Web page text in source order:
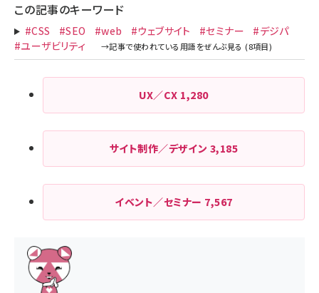
この記事のキーワード
#CSS #SEO #web #ウェブサイト #セミナー
#デジパ
#ユーザビリティ
UX／CX 1,280
サイト制作／デザイン 3,185
イベント／セミナー 7,567